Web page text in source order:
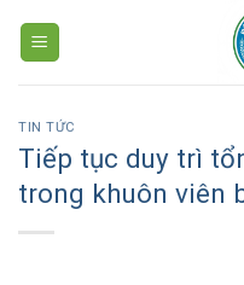
TIN TỨC
Tiếp tục duy trì
trong khuôn viên